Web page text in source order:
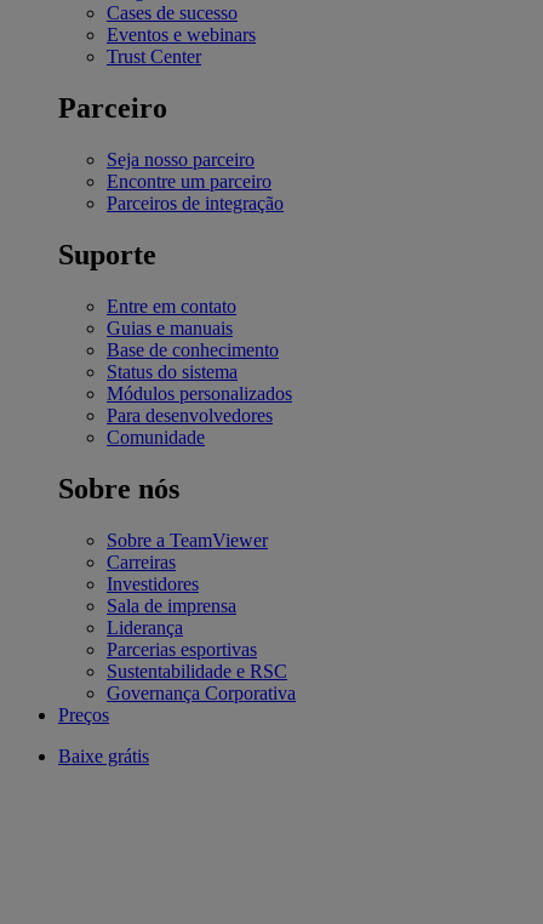
Cases de sucesso
Eventos e webinars
Trust Center
Parceiro
Seja nosso parceiro
Encontre um parceiro
Parceiros de integração
Suporte
Entre em contato
Guias e manuais
Base de conhecimento
Status do sistema
Módulos personalizados
Para desenvolvedores
Comunidade
Sobre nós
Sobre a TeamViewer
Carreiras
Investidores
Sala de imprensa
Liderança
Parcerias esportivas
Sustentabilidade e RSC
Governança Corporativa
Preços
Baixe grátis